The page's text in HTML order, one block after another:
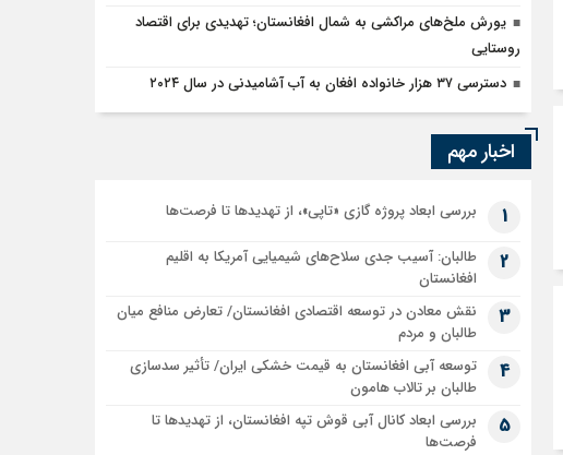
یورش ملخ‌های مراکشی به شمال افغانستان؛ تهدیدی برای اقتصاد
روستایی
دسترسی ۳۷ هزار خانواده افغان به آب آشامیدنی در سال ۲۰۲۴
اخبار مهم
1 بررسی ابعاد پروژه گازی «تاپی»، از تهدیدها تا فرصت‌ها
2
طالبان: آسیب جدی سلاح‌های شیمیایی آمریکا به اقلیم
افغانستان
3
نقش معادن در توسعه اقتصادی افغانستان/ تعارض منافع میان
طالبان و مردم
4
توسعه آبی افغانستان به قیمت خشکی ایران/ تأثیر سدسازی
طالبان بر تالاب هامون
5
بررسی ابعاد کانال آبی قوش تپه افغانستان، از تهدیدها تا
فرصت‌ها